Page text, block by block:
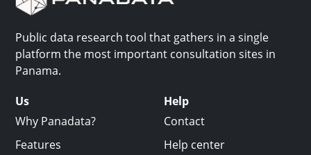
Public data research tool that gathers in a single
platform the most important consultation sites in
Panama.
Us
Why Panadata?
Features
Help
Contact
Help center